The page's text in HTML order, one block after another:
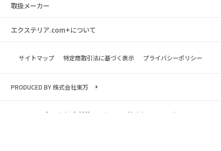
取扱メーカー
エクステリア.com+について
サイトマップ 特定商取引法に基づく表示 プライバシーポリシー
PRODUCED BY 株式会社東万
Copyright © 2023 exterior.com All rights reserved.